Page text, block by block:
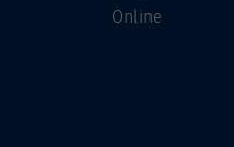
Online